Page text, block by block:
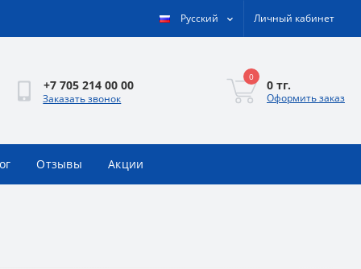
Русский Личный кабинет
+7 705 214 00 00
Заказать звонок
0
0 тг.
Оформить заказ
Отзывы Акции